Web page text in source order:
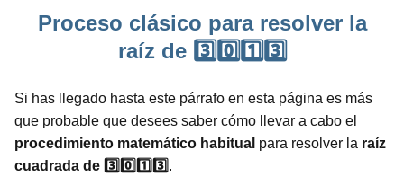
Proceso clásico para resolver la
raíz de 3️⃣0️⃣1️⃣3️⃣
Si has llegado hasta este párrafo en esta página es más
que probable que desees saber cómo llevar a cabo el
procedimiento matemático habitual para resolver la raíz
cuadrada de 3️⃣0️⃣1️⃣3️⃣ .